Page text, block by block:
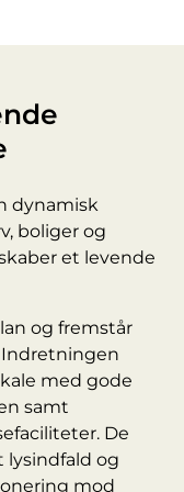
dynamisk
boliger og
et levende
og fremstår
Indretningen
med gode
samt
De
lysindfald og
mod